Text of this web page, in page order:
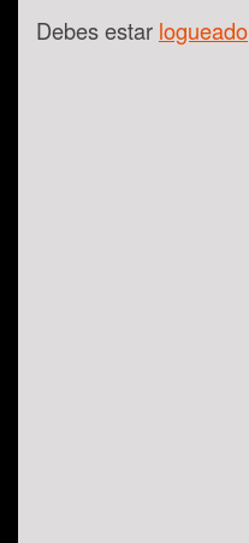
Debes estar logueado